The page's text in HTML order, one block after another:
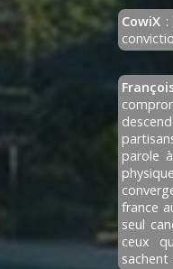
CowiX
parole
france
seul
ceux
sachent